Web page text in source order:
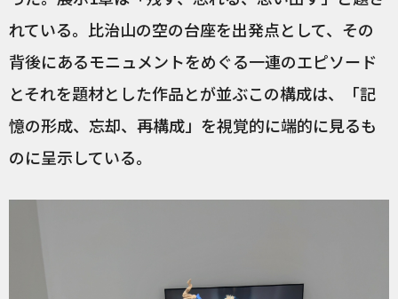
れている。比治山の空の台座を出発点として、その
背後にあるモニュメントをめぐる一連のエピソード
とそれを題材とした作品とが並ぶこの構成は、「記
憶の形成、忘却、再構成」を視覚的に端的に見るも
のに呈示している。